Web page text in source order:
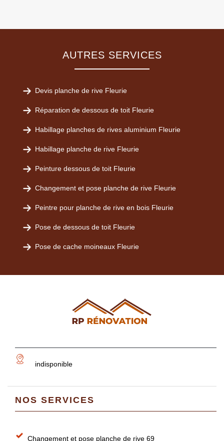
AUTRES SERVICES
Devis planche de rive Fleurie
Réparation de dessous de toit Fleurie
Habillage planches de rives aluminium Fleurie
Habillage planche de rive Fleurie
Peinture dessous de toit Fleurie
Changement et pose planche de rive Fleurie
Peintre pour planche de rive en bois Fleurie
Pose de dessous de toit Fleurie
Pose de cache moineaux Fleurie
indisponible
NOS SERVICES
Changement et pose planche de rive 69